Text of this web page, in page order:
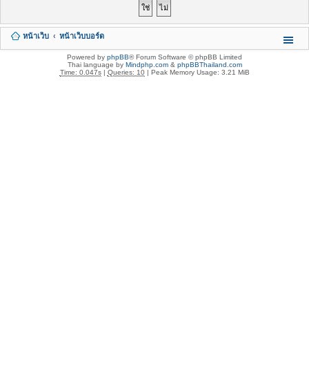
หน้าเว็บ หน้าเว็บบอร์ด
Powered by phpBB® Forum Software © phpBB Limited
Thai language by Mindphp.com& phpBBThailand.com
Time: 0.047s| Queries: 10| Peak Memory Usage: 3.21 MiB